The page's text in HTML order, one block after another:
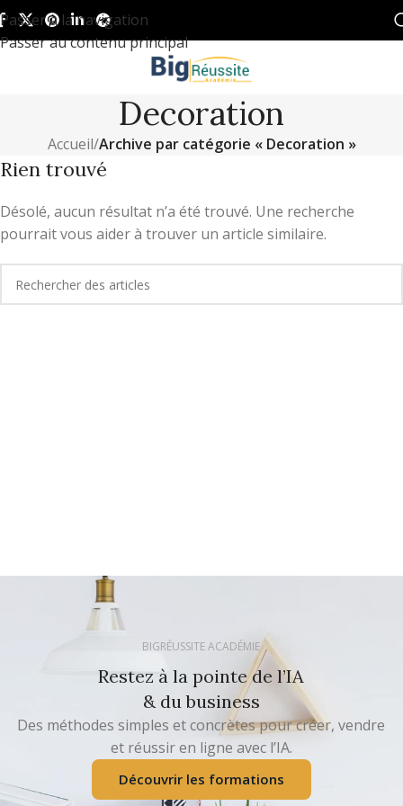
Passer à la navigation
Passer au contenu principal
Decoration
Accueil/Archive par catégorie « Decoration »
Rien trouvé
Désolé, aucun résultat n’a été trouvé. Une recherche
pourrait vous aider à trouver un article similaire.
BIGRÉUSSITE ACADÉMIE
Restez à la pointe de l’IA
& du business
Des méthodes simples et concrètes pour créer, vendre
et réussir en ligne avec l’IA.
Découvrir les formations